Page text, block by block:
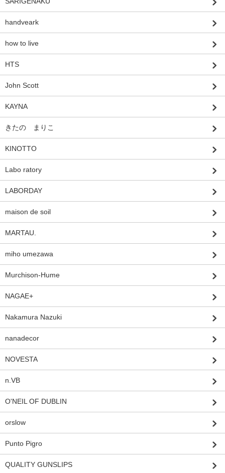
handveark
how to live
HTS
John Scott
KAYNA
きたの まりこ
KINOTTO
Labo ratory
LABORDAY
maison de soil
MARTAU.
miho umezawa
Murchison-Hume
NAGAE+
Nakamura Nazuki
nanadecor
NOVESTA
n.VB
O'NEIL OF DUBLIN
orslow
Punto Pigro
QUALITY GUNSLIPS